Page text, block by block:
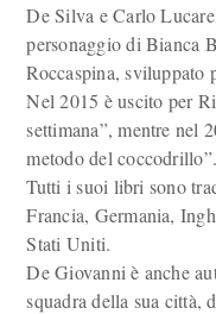
De Silva e Carlo
personaggio di Bianca
Roccaspina, sviluppato
Nel 2015 è uscito per
settimana”, mentre nel
metodo del coccodrillo”.
Tutti i suoi libri sono
Francia, Germania,
Stati Uniti.
De Giovanni è anche
squadra della sua città,